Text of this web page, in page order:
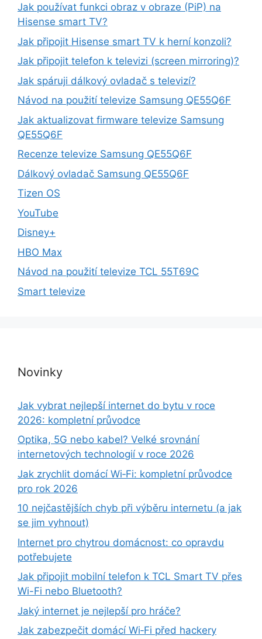
Jak používat funkci obraz v obraze (PiP) na
Hisense smart TV?
Jak připojit Hisense smart TV k herní konzoli?
Jak připojit telefon k televizi (screen mirroring)?
Jak spáruji dálkový ovladač s televizí?
Návod na použití televize Samsung QE55Q6F
Jak aktualizovat firmware televize Samsung
QE55Q6F
Recenze televize Samsung QE55Q6F
Dálkový ovladač Samsung QE55Q6F
Tizen OS
YouTube
Disney+
HBO Max
Návod na použití televize TCL 55T69C
Smart televize
Novinky
Jak vybrat nejlepší internet do bytu v roce
2026: kompletní průvodce
Optika, 5G nebo kabel? Velké srovnání
internetových technologií v roce 2026
Jak zrychlit domácí Wi‑Fi: kompletní průvodce
pro rok 2026
10 nejčastějších chyb při výběru internetu (a jak
se jim vyhnout)
Internet pro chytrou domácnost: co opravdu
potřebujete
Jak připojit mobilní telefon k TCL Smart TV přes
Wi-Fi nebo Bluetooth?
Jaký internet je nejlepší pro hráče?
Jak zabezpečit domácí Wi‑Fi před hackery